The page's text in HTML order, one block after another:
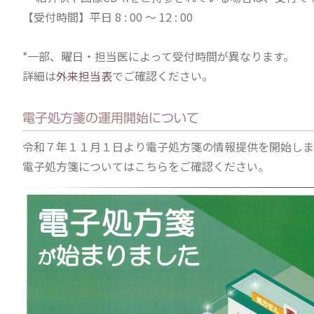
【受付時間】平日 8 : 00 ～ 12 : 00
*一部、曜日・担当医によって受付時間が異なります。
詳細は外来担当表でご確認ください。
電子処方箋の運用開始について
令和７年１１月１日より電子処方箋の情報提供を開始し
電子処方箋についてはこちらをご確認ください。